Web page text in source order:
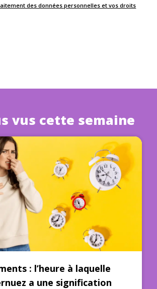
des données personnelles et vos droits
vus cette semaine
: l’heure à laquelle
a une signification